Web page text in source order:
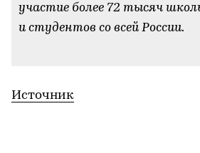
участие более 72 тысяч
и студентов со всей России.
Источник